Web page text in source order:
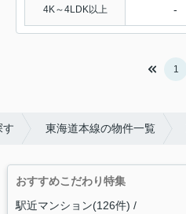
4K～4LDK以上 -
1
す 東海道本線の物件一覧
おすすめこだわり特集
駅近マンション(126件)